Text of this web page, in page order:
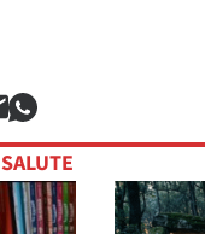
SALUTE